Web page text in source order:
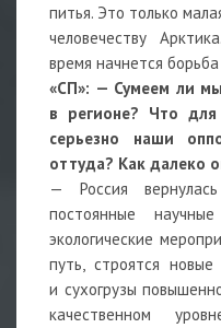
питья. Это только
человечеству
время начнется
«СП»: — Сумеем ли
в регионе? Что
серьезно наши
оттуда? Как далеко
— Россия
постоянные
экологические
путь, строятся
и сухогрузы
качественном